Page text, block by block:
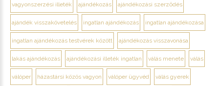
vagyonszerzési illeték ajándékozás ajándékozási szerződés
ajándék visszakövetelés ingatlan ajándékozás ingatlan ajándékozása
ingatlan ajándékozás testvérek között ajándékozás visszavonása
lakás ajándékozás ajándékozási illeték ingatlan válás menete válás
válóper házastársi közös vagyon válóper ügyvéd válás gyerek